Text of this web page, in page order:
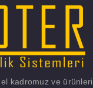
kadromuz ve